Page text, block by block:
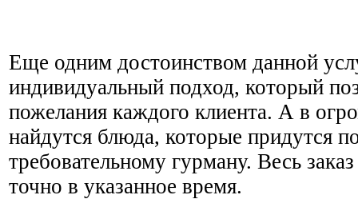
Еще одним достоинством данной
индивидуальный подход, который
пожелания каждого клиента. А в
найдутся блюда, которые придутся
требовательному гурману. Весь
точно в указанное время.